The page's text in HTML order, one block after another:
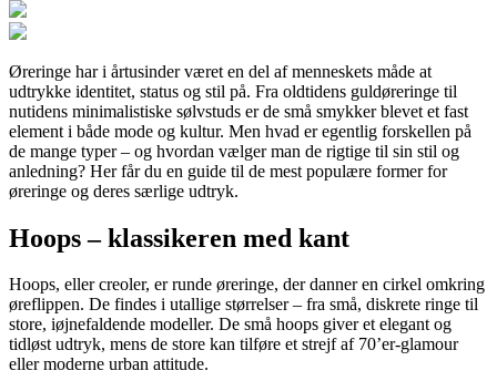
Øreringe har i årtusinder været en del af menneskets måde at
udtrykke identitet, status og stil på. Fra oldtidens guldøreringe til
nutidens minimalistiske sølvstuds er de små smykker blevet et fast
element i både mode og kultur. Men hvad er egentlig forskellen på
de mange typer – og hvordan vælger man de rigtige til sin stil og
anledning? Her får du en guide til de mest populære former for
øreringe og deres særlige udtryk.
Hoops – klassikeren med kant
Hoops, eller creoler, er runde øreringe, der danner en cirkel omkring
øreflippen. De findes i utallige størrelser – fra små, diskrete ringe til
store, iøjnefaldende modeller. De små hoops giver et elegant og
tidløst udtryk, mens de store kan tilføre et strejf af 70’er-glamour
eller moderne urban attitude.